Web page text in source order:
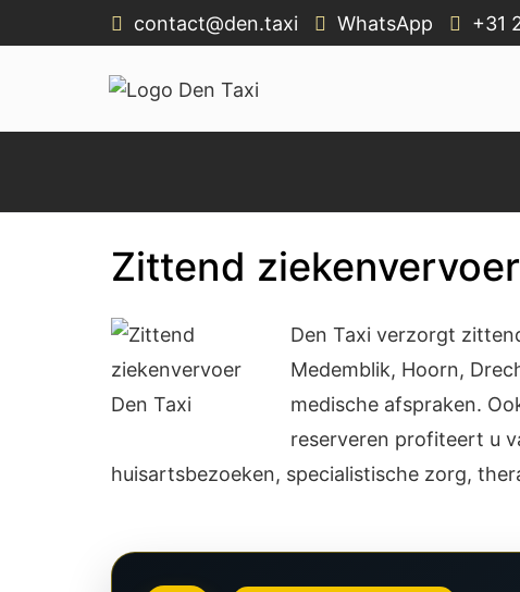
contact@den.taxi WhatsApp +31
Den Taxi
Zittend
Den Taxi verzorgt
Medemblik, Hoorn,
medische afspraken.
reserveren profiteert u
huisartsbezoeken, specialistische zorg,